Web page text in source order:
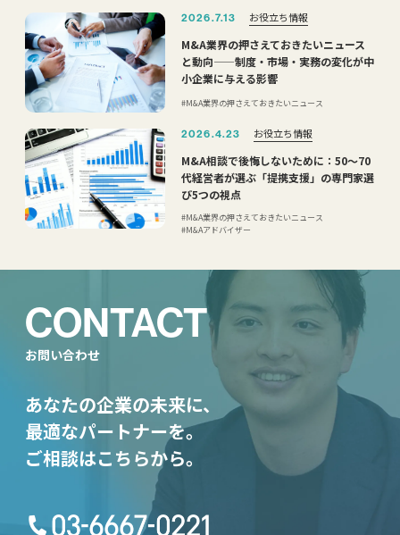
2026.7.13 お役立ち情報
M&A業界の押さえておきたいニュース
と動向——制度・市場・実務の変化が中
小企業に与える影響
M&A業界の押さえておきたいニュース
2026.4.23 お役立ち情報
M&A相談で後悔しないために：50〜70
代経営者が選ぶ「提携支援」の専門家選
び5つの視点
M&A業界の押さえておきたいニュース
M&Aアドバイザー
CONTACT
お問い合わせ
あなたの企業の未来に、
最適なパートナーを。
ご相談はこちらから。